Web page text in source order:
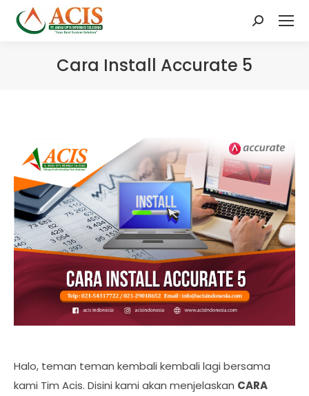
Search:
Cara Install Accurate 5
Halo, teman teman kembali kembali lagi bersama
kami Tim Acis. Disini kami akan menjelaskan CARA